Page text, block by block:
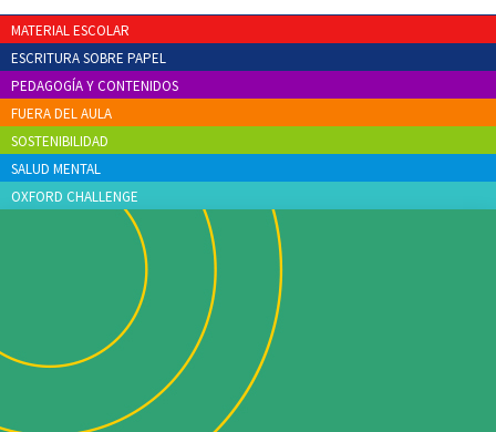
MATERIAL ESCOLAR
ESCRITURA SOBRE PAPEL
PEDAGOGÍA Y CONTENIDOS
FUERA DEL AULA
SOSTENIBILIDAD
SALUD MENTAL
OXFORD CHALLENGE